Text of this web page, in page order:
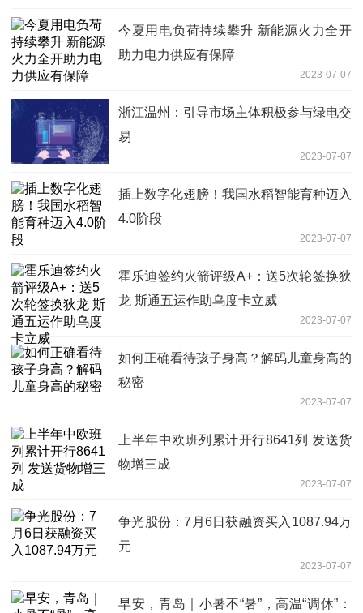
今夏用电负荷持续攀升 新能源火力全开
助力电力供应有保障
2023-07-07
浙江温州：引导市场主体积极参与绿电交
易
2023-07-07
插上数字化翅膀！我国水稻智能育种迈入
4.0阶段
2023-07-07
霍乐迪签约火箭评级A+：送5次轮签换狄
龙 斯通五运作助乌度卡立威
2023-07-07
如何正确看待孩子身高？解码儿童身高的
秘密
2023-07-07
上半年中欧班列累计开行8641列 发送货
物增三成
2023-07-07
争光股份：7月6日获融资买入1087.94万
元
2023-07-07
早安，青岛｜小暑不“暑”，高温“调休”：